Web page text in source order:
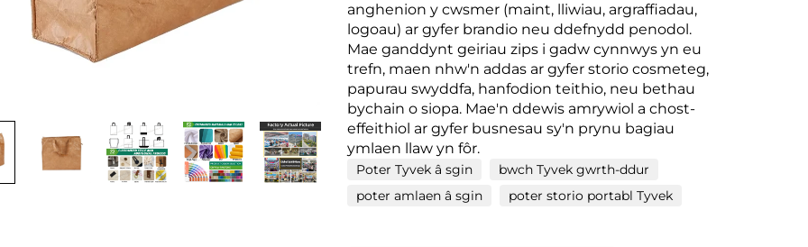
anghenion y cwsmer (maint, lliwiau, argraffiadau,
logoau) ar gyfer brandio neu ddefnydd penodol.
Mae ganddynt geiriau zips i gadw cynnwys yn eu
trefn, maen nhw'n addas ar gyfer storio cosmeteg,
papurau swyddfa, hanfodion teithio, neu bethau
bychain o siopa. Mae'n ddewis amrywiol a chost-
effeithiol ar gyfer busnesau sy'n prynu bagiau
ymlaen llaw yn fôr.
Poter Tyvek â sgin
bwch Tyvek gwrth-ddur
poter amlaen â sgin
poter storio portabl Tyvek